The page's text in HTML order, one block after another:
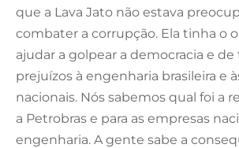
que a Lava Jato não estava
combater a corrupção. Ela tinha o
ajudar a golpear a democracia e
prejuízos à engenharia brasileira e
nacionais. Nós sabemos qual foi a
a Petrobras e para as empresas
engenharia. A gente sabe a